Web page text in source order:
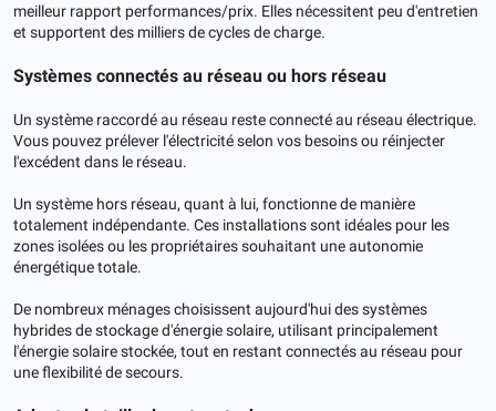
meilleur rapport performances/prix. Elles nécessitent peu d'entretien
et supportent des milliers de cycles de charge.
Systèmes connectés au réseau ou hors réseau
Un système raccordé au réseau reste connecté au réseau électrique.
Vous pouvez prélever l'électricité selon vos besoins ou réinjecter
l'excédent dans le réseau.
Un système hors réseau, quant à lui, fonctionne de manière
totalement indépendante. Ces installations sont idéales pour les
zones isolées ou les propriétaires souhaitant une autonomie
énergétique totale.
De nombreux ménages choisissent aujourd'hui des systèmes
hybrides de stockage d'énergie solaire, utilisant principalement
l'énergie solaire stockée, tout en restant connectés au réseau pour
une flexibilité de secours.